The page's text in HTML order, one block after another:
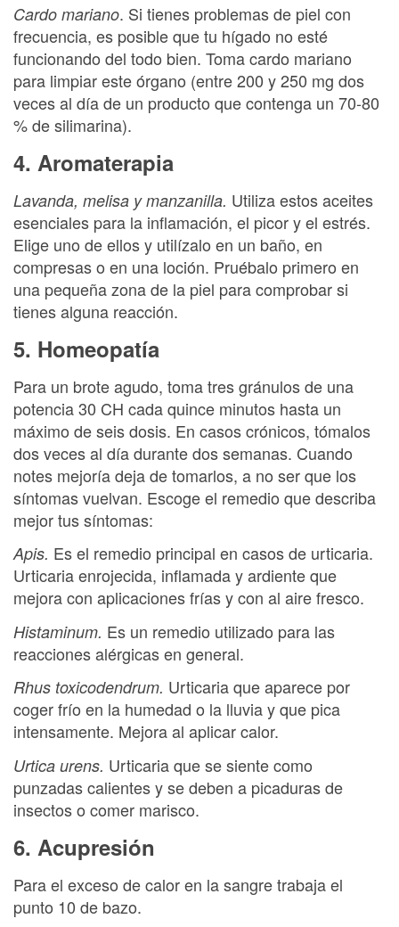
Cardo mariano. Si tienes problemas de piel con
frecuencia, es posible que tu hígado no esté
funcionando del todo bien. Toma cardo mariano
para limpiar este órgano (entre 200 y 250 mg dos
veces al día de un producto que contenga un 70-80
% de silimarina).
4. Aromaterapia
Lavanda, melisa y manzanilla. Utiliza estos aceites
esenciales para la inflamación, el picor y el estrés.
Elige uno de ellos y utilízalo en un baño, en
compresas o en una loción. Pruébalo primero en
una pequeña zona de la piel para comprobar si
tienes alguna reacción.
5. Homeopatía
Para un brote agudo, toma tres gránulos de una
potencia 30 CH cada quince minutos hasta un
máximo de seis dosis. En casos crónicos, tómalos
dos veces al día durante dos semanas. Cuando
notes mejoría deja de tomarlos, a no ser que los
síntomas vuelvan. Escoge el remedio que describa
mejor tus síntomas:
Apis. Es el remedio principal en casos de urticaria.
Urticaria enrojecida, inflamada y ardiente que
mejora con aplicaciones frías y con al aire fresco.
Histaminum. Es un remedio utilizado para las
reacciones alérgicas en general.
Rhus toxicodendrum. Urticaria que aparece por
coger frío en la humedad o la lluvia y que pica
intensamente. Mejora al aplicar calor.
Urtica urens. Urticaria que se siente como
punzadas calientes y se deben a picaduras de
insectos o comer marisco.
6. Acupresión
Para el exceso de calor en la sangre trabaja el
punto 10 de bazo.